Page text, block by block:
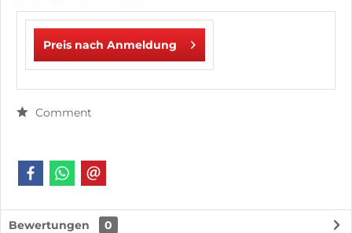
Preis nach Anmeldung
Comment
Bewertungen 0